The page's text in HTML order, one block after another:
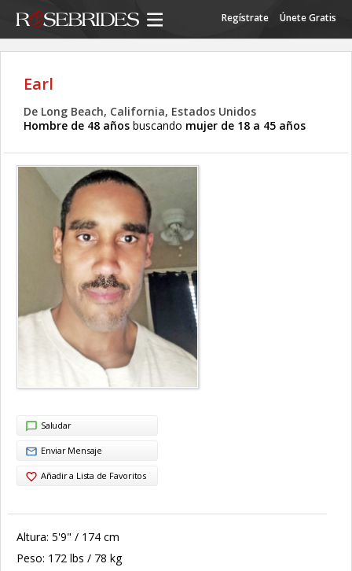
Regístrate Únete Gratis
Earl
De Long Beach, California, Estados Unidos
Hombre de 48 años buscando mujer de 18 a 45 años
Saludar
Enviar Mensaje
Añadir a Lista de Favoritos
Altura: 5'9" / 174 cm
Peso: 172 lbs / 78 kg